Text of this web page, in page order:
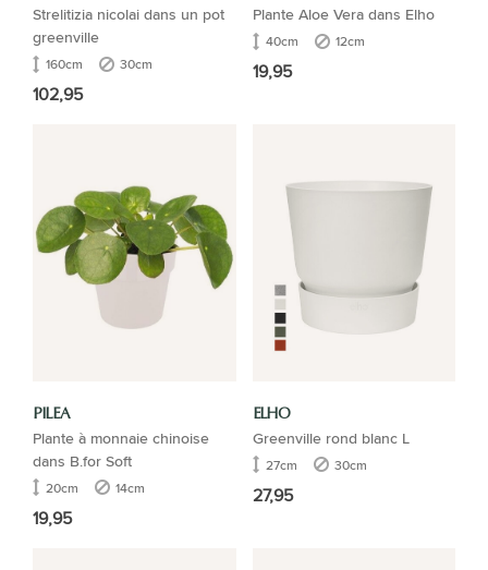
Strelitizia nicolai dans un pot
greenville
160cm 30cm
102,95
Plante Aloe Vera dans Elho
40cm 12cm
19,95
PILEA
Plante à monnaie chinoise
dans B.for Soft
20cm 14cm
19,95
ELHO
Greenville rond blanc L
27cm 30cm
27,95